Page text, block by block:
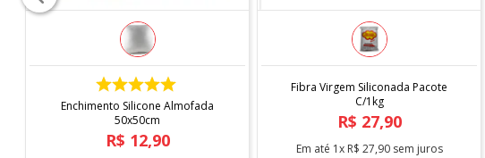
COMPRAR
Enchimento Silicone Almofada
50x50cm
R$ 12,90
COMPRAR
Fibra Virgem Siliconada Pacote
C/1kg
R$ 27,90
Em até 1x R$ 27,90sem juros